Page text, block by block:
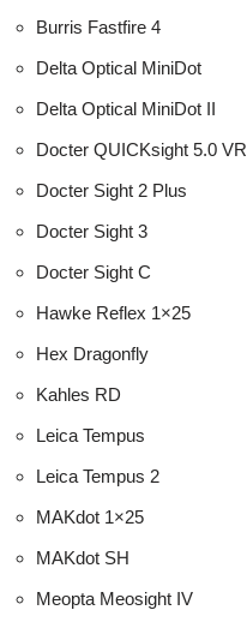
Burris Fastfire 4
Delta Optical MiniDot
Delta Optical MiniDot II
Docter QUICKsight 5.0 VR
Docter Sight 2 Plus
Docter Sight 3
Docter Sight C
Hawke Reflex 1×25
Hex Dragonfly
Kahles RD
Leica Tempus
Leica Tempus 2
MAKdot 1×25
MAKdot SH
Meopta Meosight IV